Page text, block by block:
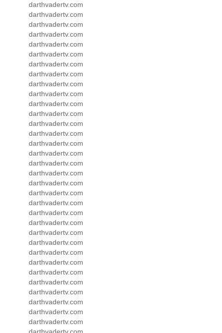
darthvadertv.com
darthvadertv.com
darthvadertv.com
darthvadertv.com
darthvadertv.com
darthvadertv.com
darthvadertv.com
darthvadertv.com
darthvadertv.com
darthvadertv.com
darthvadertv.com
darthvadertv.com
darthvadertv.com
darthvadertv.com
darthvadertv.com
darthvadertv.com
darthvadertv.com
darthvadertv.com
darthvadertv.com
darthvadertv.com
darthvadertv.com
darthvadertv.com
darthvadertv.com
darthvadertv.com
darthvadertv.com
darthvadertv.com
darthvadertv.com
darthvadertv.com
darthvadertv.com
darthvadertv.com
darthvadertv.com
darthvadertv.com
darthvadertv.com